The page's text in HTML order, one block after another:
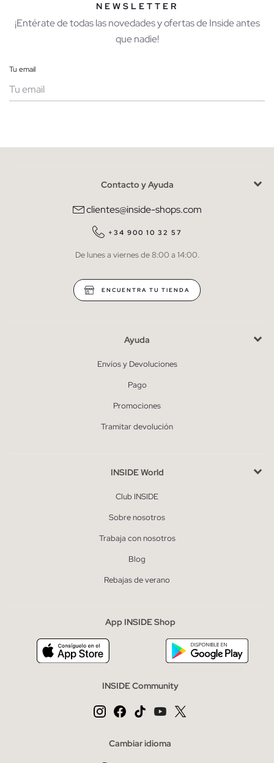
NEWSLETTER
¡Entérate de todas las novedades y ofertas de Inside antes
que nadie!
Tu email
He leído y entiendo lapolítica de privacidad
QUIERO SUSCRIBIRME
* Puedes cancelar la suscripción en cualquier momento.
Contacto y Ayuda
clientes@inside-shops.com
+34 900 10 32 57
De lunes a viernes de 8:00 a 14:00.
ENCUENTRA TU TIENDA
Ayuda
Envíos y Devoluciones
Pago
Promociones
Tramitar devolución
INSIDE World
Club INSIDE
Sobre nosotros
Trabaja con nosotros
Blog
Rebajas de verano
App INSIDE Shop
INSIDE Community
Cambiar idioma